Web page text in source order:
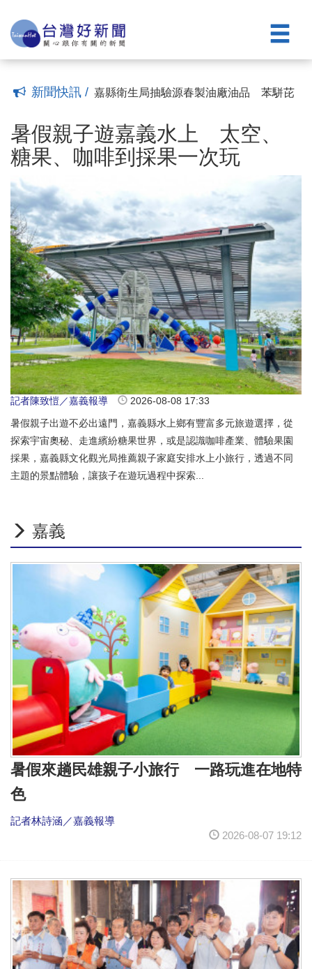
新聞快訊 /
進文博會
關聖帝君誕辰 嘉邑鎮天宮舉辦「武哲天
皇」祝壽大典
嘉市青年音樂家李易修 入選亞洲青年管
弦樂團8/16返嘉演出(14:34)
腎因性副甲狀腺失控 醫：拖太久恐骨
智慧車位啟用(19:48)
嘉縣衛生局抽驗源春製油廠油品 苯駢芘
到採果一次玩(17:33)
暑假來趟民雄親子小旅行 一路玩進在地
特色(19:12)
「嘉義城隍夜」巡串聯海內外宮廟 9/11
盛大登場 (18:14)
原核准視為農地列管案件 嘉縣8月中旬展
進文博會
關聖帝君誕辰 嘉邑鎮天宮舉辦「武哲天
皇」祝壽大典(16:35)
嘉市青年音樂家李易修 入選亞洲青年管
弦樂團8/16返嘉演出(14:34)
腎因性副甲狀腺失控 醫：拖太久恐骨
折、心血管鈣化(13:42)
嘉義市嘉北國小地下停車場完工 218席
智慧車位啟用(19:48)
嘉縣衛生局抽驗源春製油廠油品 苯駢芘
檢驗合格(20:36)
暑假親子遊嘉義水上 太空、
糖果、咖啡到採果一次玩
記者陳致愷／嘉義報導
2026-08-08 17:33
暑假親子出遊不必出遠門，嘉義縣水上鄉有豐富多元旅遊選擇，從
探索宇宙奧秘、走進繽紛糖果世界，或是認識咖啡產業、體驗果園
採果，嘉義縣文化觀光局推薦親子家庭安排水上小旅行，透過不同
主題的景點體驗，讓孩子在遊玩過程中探索...
嘉義
暑假來趟民雄親子小旅行 一路玩進在地特
色
記者林詩涵／嘉義報導
2026-08-07 19:12